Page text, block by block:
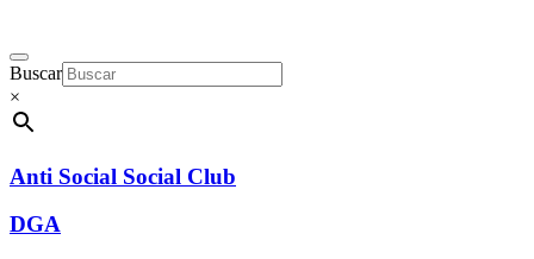
Buscar
×
Anti Social Social Club
DGA